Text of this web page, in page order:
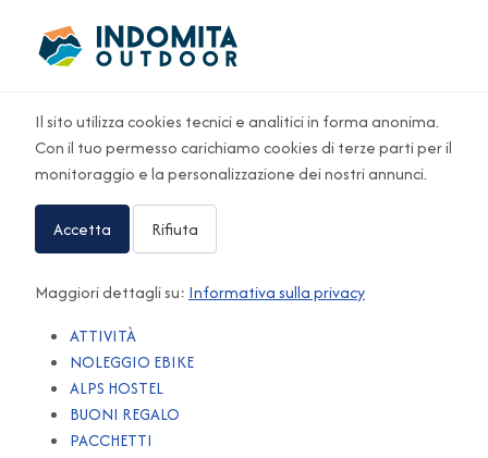
Il sito utilizza cookies tecnici e analitici in forma anonima.
Con il tuo permesso carichiamo cookies di terze parti per il
monitoraggio e la personalizzazione dei nostri annunci.
Accetta Rifiuta
Maggiori dettagli su: Informativa sulla privacy
ATTIVITÀ
NOLEGGIO EBIKE
ALPS HOSTEL
BUONI REGALO
PACCHETTI